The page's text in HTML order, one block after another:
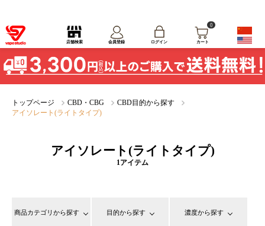
店舗検索 会員登録 ログイン
0
カート
トップページ CBD・CBG
CBD目的から探す
アイソレート(ライトタイプ)
アイソレート(ライトタイプ)
1アイテム
商品カテゴリから探す 目的から探す 濃度から探す